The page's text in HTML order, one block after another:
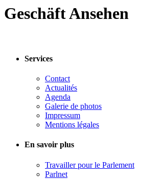
Geschäft Ansehen
Services
Contact
Actualités
Agenda
Galerie de photos
Impressum
Mentions légales
En savoir plus
Travailler pour le Parlement
Parlnet